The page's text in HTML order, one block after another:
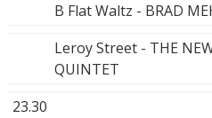
B Flat Waltz - BRAD
Leroy Street - THE
QUINTET
23.30